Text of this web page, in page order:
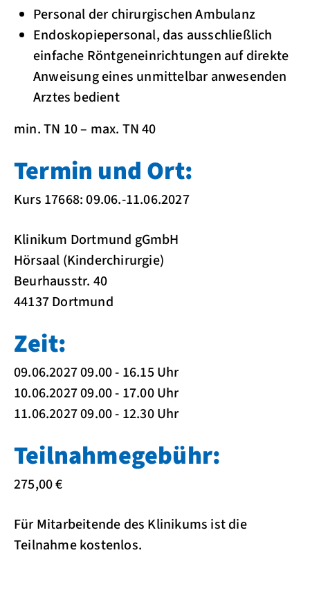
Personal der chirurgischen Ambulanz
Endoskopiepersonal, das ausschließlich
einfache Röntgeneinrichtungen auf direkte
Anweisung eines unmittelbar anwesenden
Arztes bedient
min. TN 10 – max. TN 40
Termin und Ort:
Kurs 17668: 09.06.-11.06.2027
Klinikum Dortmund gGmbH
Hörsaal (Kinderchirurgie)
Beurhausstr. 40
44137 Dortmund
Zeit:
09.06.2027 09.00 - 16.15 Uhr
10.06.2027 09.00 - 17.00 Uhr
11.06.2027 09.00 - 12.30 Uhr
Teilnahmegebühr:
275,00 €
Für Mitarbeitende des Klinikums ist die
Teilnahme kostenlos.